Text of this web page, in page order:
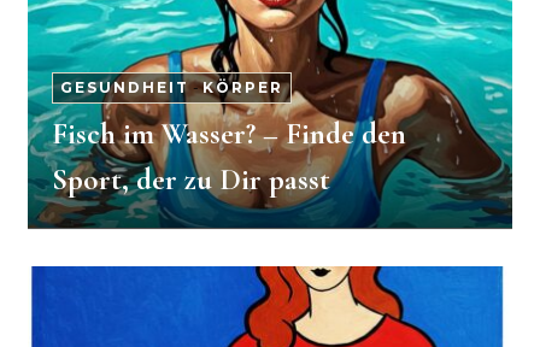
GESUNDHEIT-KÖRPER
Fisch im Wasser? – Finde den
Sport, der zu Dir passt